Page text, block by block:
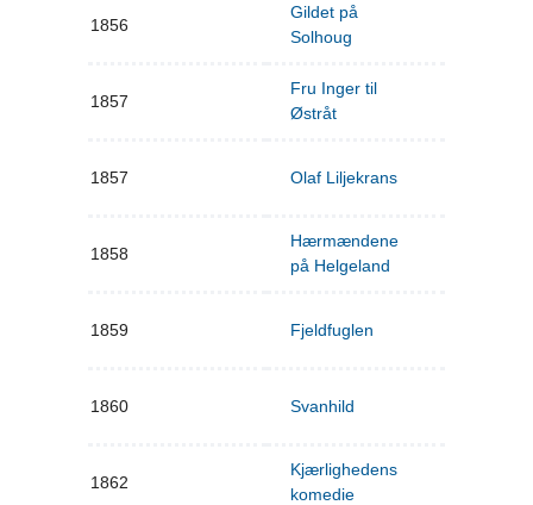
1856
Gildet på
Solhoug
1857
Fru Inger til
Østråt
1857 Olaf Liljekrans
1858
Hærmændene
på Helgeland
1859 Fjeldfuglen
1860 Svanhild
1862
Kjærlighedens
komedie